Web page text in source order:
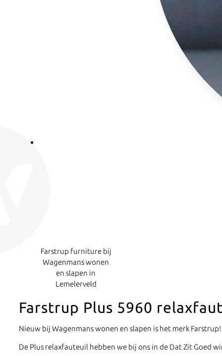
Farstrup furniture bij
Wagenmans wonen
en slapen in
Lemelerveld
Farstrup Plus 5960
Nieuw bij Wagenmans wonen en slapen is het merk
De Plus relaxfauteuil hebben we bij ons in de Dat Zit Goed